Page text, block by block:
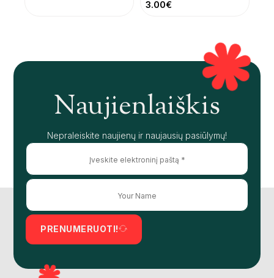
3.00€
Naujienlaiškis
Nepraleiskite naujienų ir naujausių pasiūlymų!
PRENUMERUOTI!